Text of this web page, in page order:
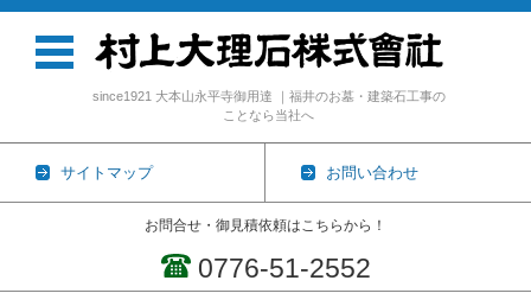
since1921 大本山永平寺御用達 ｜福井のお墓・建築石工事の
ことなら当社へ
サイトマップ お問い合わせ
お問合せ・御見積依頼はこちらから！
0776-51-2552
コンテンツに移動